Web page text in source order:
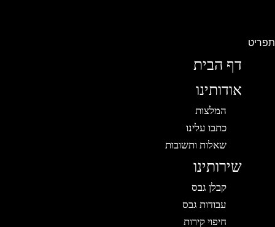
דף הבית
אודותינו
המלצות
כתבו עלינו
שאלות ותשובות
שירותינו
קבלן גבס
עבודות גבס
חיפוי קירות